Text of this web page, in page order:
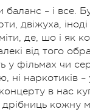
– і все.
двіжуха, іноді
де, шо і як
від того
у фільмах чи
ні наркотиків
в нас
кожну